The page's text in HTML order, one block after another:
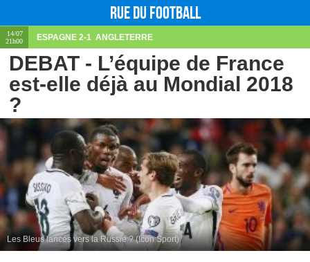
Rue du football
14/07
21h00
ESPAGNE 2-1 ANGLETERRE
DEBAT - L’équipe de France
est-elle déjà au Mondial 2018
?
Les Bleus lancés vers la Russie ? (Icon Sport)